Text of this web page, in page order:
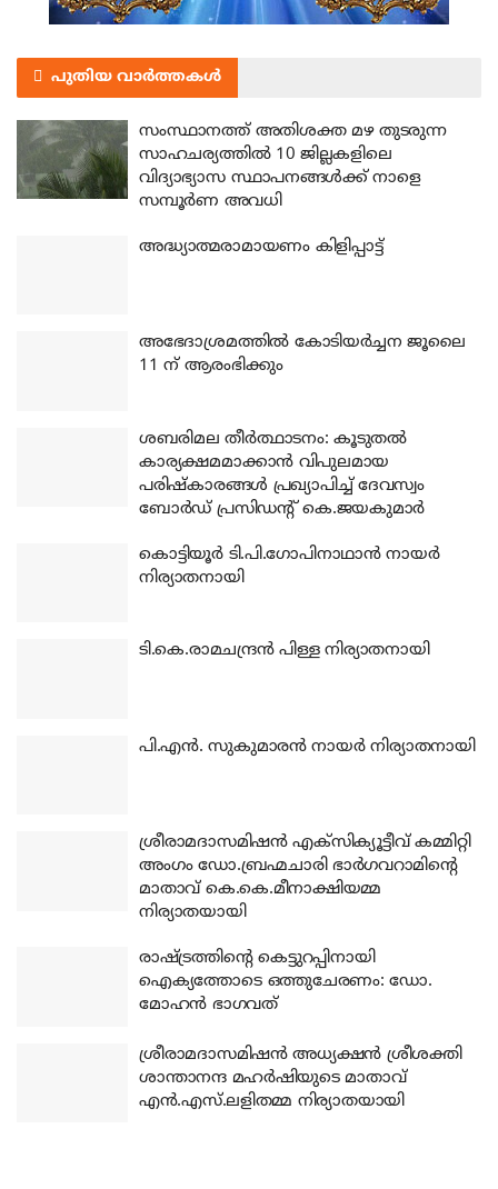
പുതിയ വാർത്തകൾ
സംസ്ഥാനത്ത് അതിശക്ത മഴ തുടരുന്ന
സാഹചര്യത്തിൽ 10 ജില്ലകളിലെ
വിദ്യാഭ്യാസ സ്ഥാപനങ്ങൾക്ക് നാളെ
സമ്പൂർണ അവധി
അദ്ധ്യാത്മരാമായണം കിളിപ്പാട്ട്
അഭേദാശ്രമത്തില്‍ കോടിയര്‍ച്ചന ജൂലൈ
11 ന് ആരംഭിക്കും
ശബരിമല തീര്‍ത്ഥാടനം: കൂടുതല്‍
കാര്യക്ഷമമാക്കാന്‍ വിപുലമായ
പരിഷ്‌കാരങ്ങള്‍ പ്രഖ്യാപിച്ച് ദേവസ്വം
ബോര്‍ഡ് പ്രസിഡന്റ് കെ.ജയകുമാര്‍
കൊട്ടിയൂര്‍ ടി.പി.ഗോപിനാഥാന്‍ നായര്‍
നിര്യാതനായി
ടി.കെ.രാമചന്ദ്രന്‍ പിള്ള നിര്യാതനായി
പി.എന്‍. സുകുമാരന്‍ നായര്‍ നിര്യാതനായി
ശ്രീരാമദാസമിഷന്‍ എക്‌സിക്യൂട്ടീവ് കമ്മിറ്റി
അംഗം ഡോ.ബ്രഹ്മചാരി ഭാര്‍ഗവറാമിന്റെ
മാതാവ് കെ.കെ.മീനാക്ഷിയമ്മ
നിര്യാതയായി
രാഷ്ട്രത്തിന്റെ കെട്ടുറപ്പിനായി
ഐക്യത്തോടെ ഒത്തുചേരണം: ഡോ.
മോഹന്‍ ഭാഗവത്
ശ്രീരാമദാസമിഷന്‍ അധ്യക്ഷന്‍ ശ്രീശക്തി
ശാന്താനന്ദ മഹര്‍ഷിയുടെ മാതാവ്
എന്‍.എസ്.ലളിതമ്മ നിര്യാതയായി